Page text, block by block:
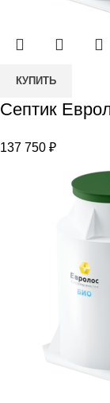
Количество
Септик
БИО
КУПИТЬ
Септик
137 750 ₽